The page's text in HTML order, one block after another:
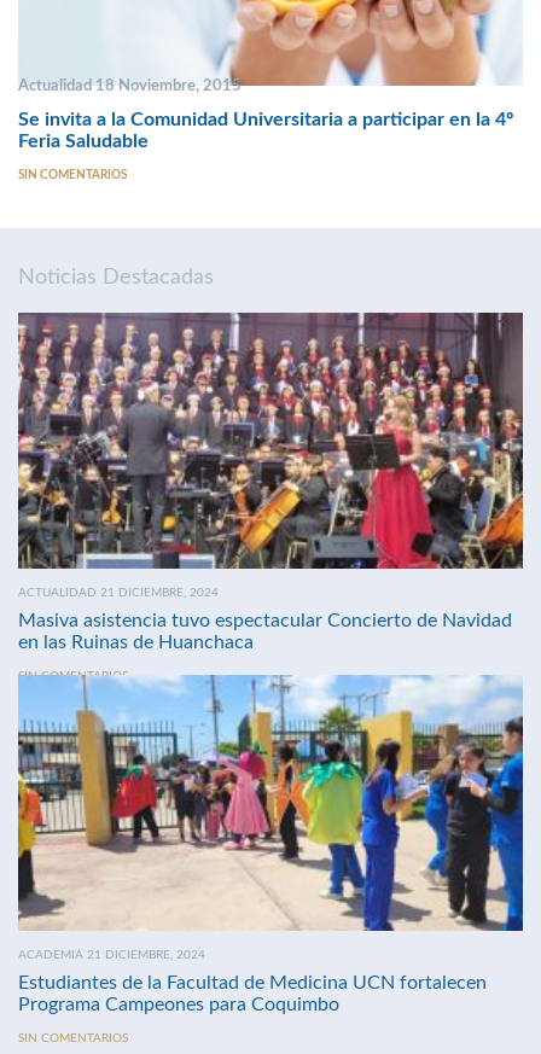
Actualidad 18 Noviembre, 2015
Se invita a la Comunidad Universitaria a participar en la 4º
Feria Saludable
SIN COMENTARIOS
Noticias Destacadas
ACTUALIDAD 21 DICIEMBRE, 2024
Masiva asistencia tuvo espectacular Concierto de Navidad
en las Ruinas de Huanchaca
SIN COMENTARIOS
ACADEMIA 21 DICIEMBRE, 2024
Estudiantes de la Facultad de Medicina UCN fortalecen
Programa Campeones para Coquimbo
SIN COMENTARIOS